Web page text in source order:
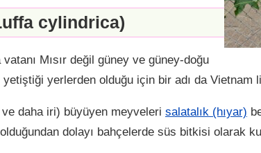
cylindrica)
Mısır değil güney ve güney-doğu
yerlerden olduğu için bir adı da Vietnam
daha iri) büyüyen meyveleri salatalık (hıyar)
dolayı bahçelerde süs bitkisi olarak